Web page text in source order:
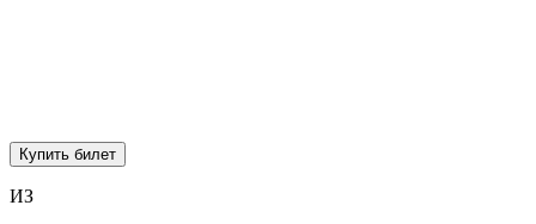
Купить билет
ИЗ